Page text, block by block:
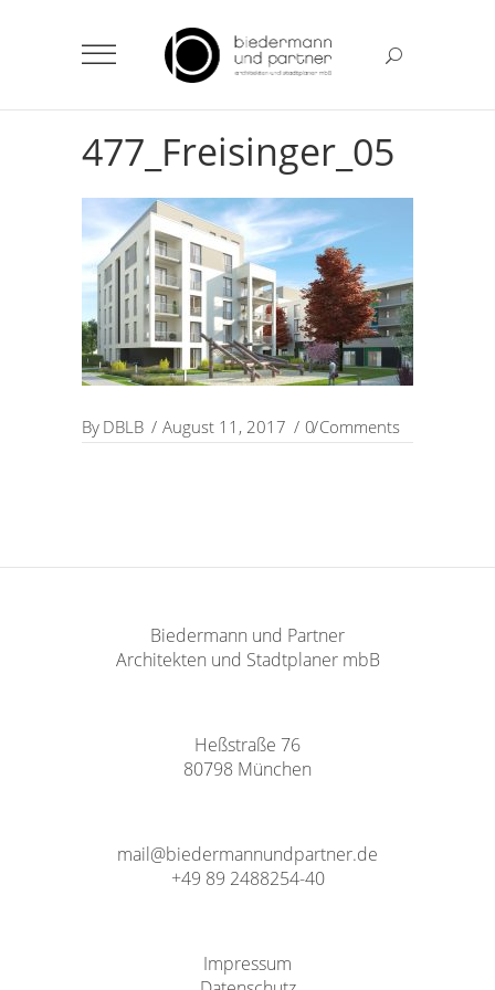
477_Freisinger_05
By DBLB August 11, 2017 0 Comments
Biedermann und Partner
Architekten und Stadtplaner mbB
Heßstraße 76
80798 München
mail@biedermannundpartner.de
+49 89 2488254-40
Impressum